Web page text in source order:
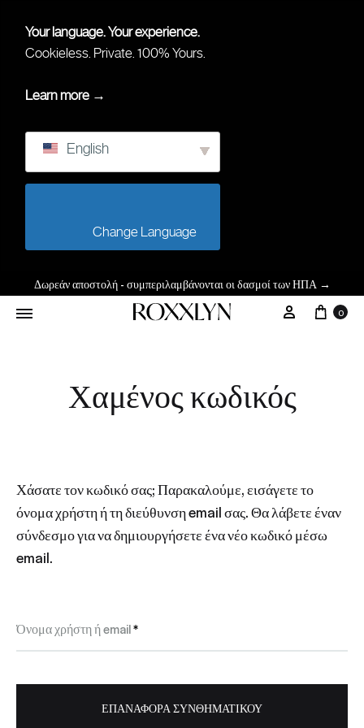
Your language. Your experience.
Cookieless. Private. 100% Yours.
Learn more →
English
Δωρεάν αποστολή - συμπεριλαμβάνονται οι δασμοί των ΗΠΑ →
Ο 0
Χαμένος κωδικός
Χάσατε τον κωδικό σας; Παρακαλούμε, εισάγετε το
όνομα χρήστη ή τη διεύθυνση email σας. Θα λάβετε έναν
σύνδεσμο για να δημιουργήσετε ένα νέο κωδικό μέσω
email.
Όνομα χρήστη ή email*Απαιτείται
ΕΠΑΝΑΦΟΡΆ ΣΥΝΘΗΜΑΤΙΚΟΎ